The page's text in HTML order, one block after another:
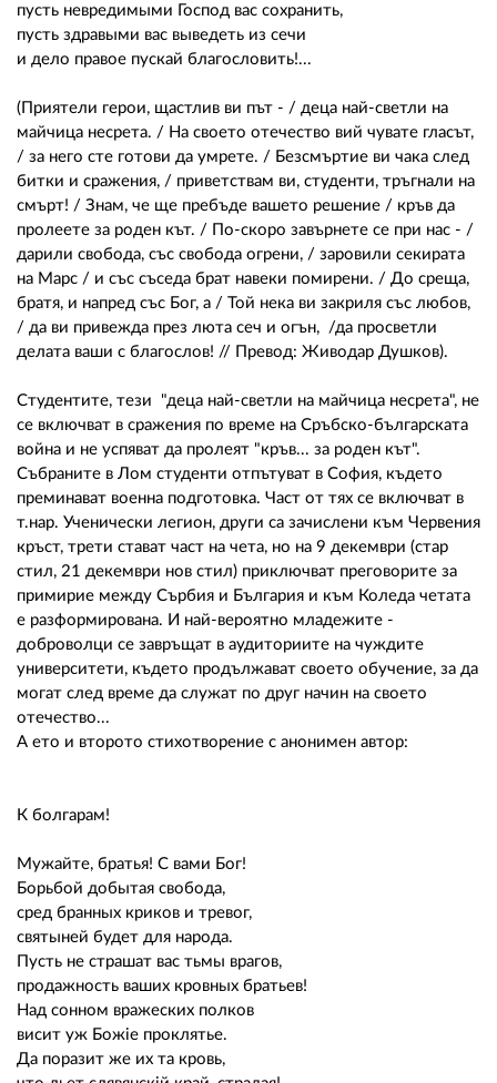
пусть невредимыми Господ вас сохранить,
пусть здравыми вас выведеть из сечи
и дело правое пускай благословить!...
(Приятели герои, щастлив ви път - / деца най-светли на
майчица несрета. / На своето отечество вий чувате гласът,
/ за него сте готови да умрете. / Безсмъртие ви чака след
битки и сражения, / приветствам ви, студенти, тръгнали на
смърт! / Знам, че ще пребъде вашето решение / кръв да
пролеете за роден кът. / По-скоро завърнете се при нас - /
дарили свобода, със свобода огрени, / заровили секирата
на Марс / и със съседа брат навеки помирени. / До среща,
братя, и напред със Бог, а / Той нека ви закриля със любов,
/ да ви привежда през люта сеч и огън, /да просветли
делата ваши с благослов! // Превод: Живодар Душков).
Студентите, тези "деца най-светли на майчица несрета", не
се включват в сражения по време на Сръбско-българската
война и не успяват да пролеят "кръв... за роден кът".
Събраните в Лом студенти отпътуват в София, където
преминават военна подготовка. Част от тях се включват в
т.нар. Ученически легион, други са зачислени към Червения
кръст, трети стават част на чета, но на 9 декември (стар
стил, 21 декември нов стил) приключват преговорите за
примирие между Сърбия и България и към Коледа четата
е разформирована. И най-вероятно младежите -
доброволци се завръщат в аудиториите на чуждите
университети, където продължават своето обучение, за да
могат след време да служат по друг начин на своето
отечество...
А ето и второто стихотворение с анонимен автор:
К болгарам!
Мужайте, братья! С вами Бог!
Борьбой добытая свобода,
сред бранных криков и тревог,
святыней будет для народа.
Пусть не страшат вас тьмы врагов,
продажность ваших кровных братьев!
Над сонном вражеских полков
висит уж Божiе проклятье.
Да поразит же их та кровь,